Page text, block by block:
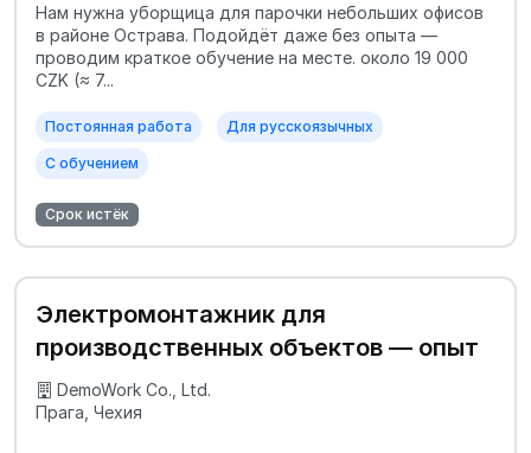
Нам нужна уборщица для парочки небольших офисов
в районе Острава. Подойдёт даже без опыта —
проводим краткое обучение на месте. около 19 000
CZK (≈ 7...
Постоянная работа Для русскоязычных
С обучением
Срок истёк
Электромонтажник для
производственных объектов — опыт
DemoWork Co., Ltd.
Прага, Чехия